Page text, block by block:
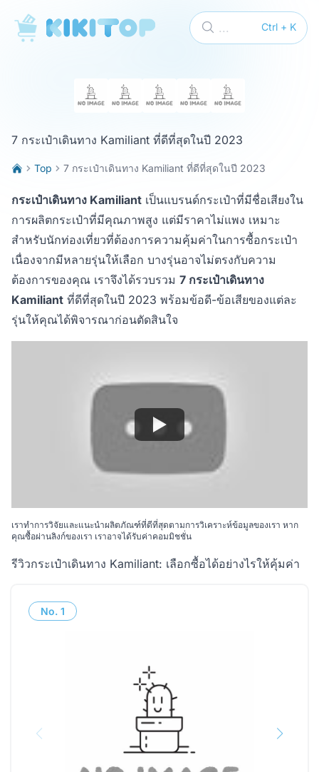
KikiTop Ctrl + K
...
7 กระเป๋าเดินทาง Kamiliant ที่ดีที่สุดในปี 2023
Top 7 กระเป๋าเดินทาง Kamiliant ที่ดีที่สุดในปี 2023
กระเป๋าเดินทาง Kamiliant เป็นแบรนด์กระเป๋าที่มีชื่อเสียงใน
การผลิตกระเป๋าที่มีคุณภาพสูง แต่มีราคาไม่แพง เหมาะ
สำหรับนักท่องเที่ยวที่ต้องการความคุ้มค่าในการซื้อกระเป๋า
เนื่องจากมีหลายรุ่นให้เลือก บางรุ่นอาจไม่ตรงกับความ
ต้องการของคุณ เราจึงได้รวบรวม 7 กระเป๋าเดินทาง
Kamiliant ที่ดีที่สุดในปี 2023 พร้อมข้อดี-ข้อเสียของแต่ละ
รุ่นให้คุณได้พิจารณาก่อนตัดสินใจ
เราทำการวิจัยและแนะนำผลิตภัณฑ์ที่ดีที่สุดตามการวิเคราะห์ข้อมูลของเรา หาก
คุณซื้อผ่านลิงก์ของเรา เราอาจได้รับค่าคอมมิชชั่น
รีวิวกระเป๋าเดินทาง Kamiliant: เลือกซื้อได้อย่างไรให้คุ้มค่า
No. 1